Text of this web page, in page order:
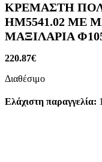
ΚΡΕΜΑΣΤΗ
HM5541.02 ΜΕ
ΜΑΞΙΛΑΡΙΑ
220.87€
Διαθέσιμο
Ελάχιστη παραγγελία: